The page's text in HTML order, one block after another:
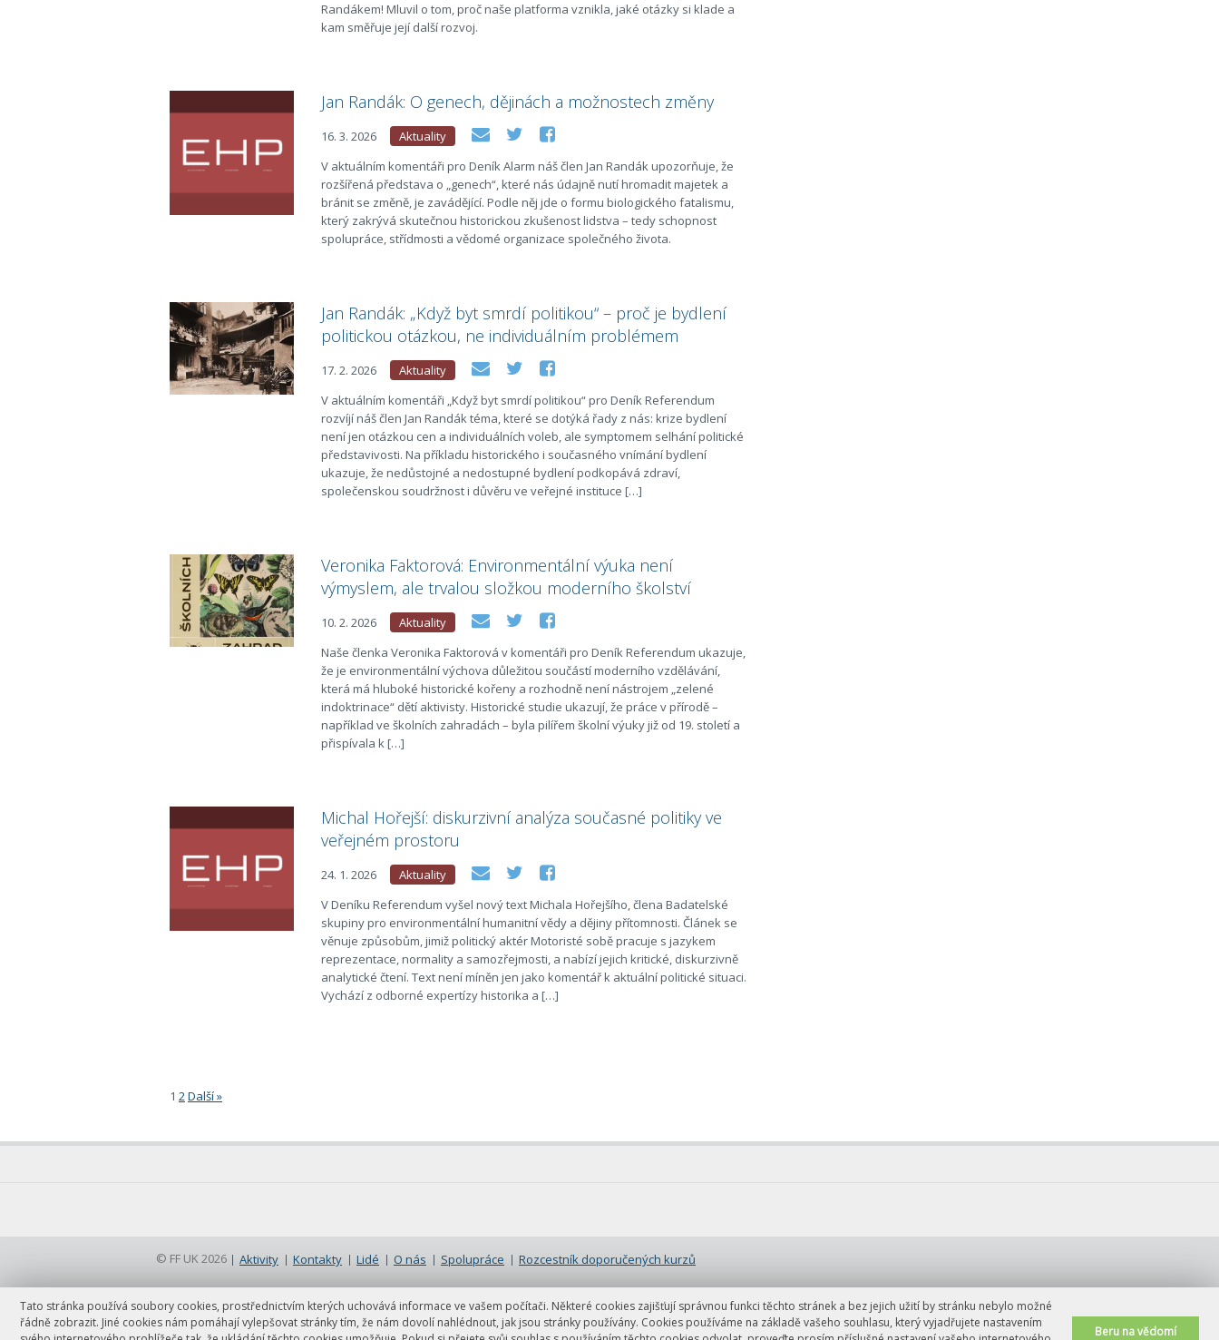
Tato stránka používá soubory cookies, prostřednictvím kterých uchovává informace ve vašem počítači. Některé cookies zajišťují správnou funkci těchto stránek a bez jejich užití by stránku nebylo možné
řádně zobrazit. Jiné cookies nám pomáhají vylepšovat stránky tím, že nám dovolí nahlédnout, jak jsou stránky používány. Cookies používáme na základě vašeho souhlasu, který vyjadřujete nastavením
Beru na vědomí
Randákem! Mluvil o tom, proč naše platforma vznikla, jaké otázky si klade a
kam směřuje její další rozvoj.
Jan Randák: O genech, dějinách a možnostech změny
16. 3. 2026
Aktuality
V aktuálním komentáři pro Deník Alarm náš člen Jan Randák upozorňuje, že
rozšířená představa o „genech“, které nás údajně nutí hromadit majetek a
bránit se změně, je zavádějící. Podle něj jde o formu biologického fatalismu,
který zakrývá skutečnou historickou zkušenost lidstva – tedy schopnost
spolupráce, střídmosti a vědomé organizace společného života.
Jan Randák: „Když byt smrdí politikou“ – proč je bydlení
politickou otázkou, ne individuálním problémem
17. 2. 2026
Aktuality
V aktuálním komentáři „Když byt smrdí politikou“ pro Deník Referendum
rozvíjí náš člen Jan Randák téma, které se dotýká řady z nás: krize bydlení
není jen otázkou cen a individuálních voleb, ale symptomem selhání politické
představivosti. Na příkladu historického i současného vnímání bydlení
ukazuje, že nedůstojné a nedostupné bydlení podkopává zdraví,
společenskou soudržnost i důvěru ve veřejné instituce […]
Veronika Faktorová: Environmentální výuka není
výmyslem, ale trvalou složkou moderního školství
10. 2. 2026
Aktuality
Naše členka Veronika Faktorová v komentáři pro Deník Referendum ukazuje,
že je environmentální výchova důležitou součástí moderního vzdělávání,
která má hluboké historické kořeny a rozhodně není nástrojem „zelené
indoktrinace“ dětí aktivisty. Historické studie ukazují, že práce v přírodě –
například ve školních zahradách – byla pilířem školní výuky již od 19. století a
přispívala k […]
Michal Hořejší: diskurzivní analýza současné politiky ve
veřejném prostoru
24. 1. 2026
Aktuality
V Deníku Referendum vyšel nový text Michala Hořejšího, člena Badatelské
skupiny pro environmentální humanitní vědy a dějiny přítomnosti. Článek se
věnuje způsobům, jimiž politický aktér Motoristé sobě pracuje s jazykem
reprezentace, normality a samozřejmosti, a nabízí jejich kritické, diskurzivně
analytické čtení. Text není míněn jen jako komentář k aktuální politické situaci.
Vychází z odborné expertízy historika a […]
1 2Další »
© FF UK 2026 Aktivity Kontakty Lidé O nás Spolupráce Rozcestník doporučených kurzů